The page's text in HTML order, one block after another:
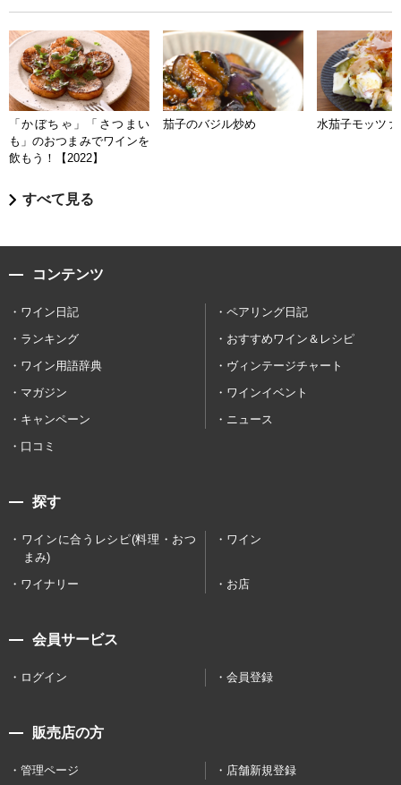
「かぼちゃ」「さつまい
も」のおつまみでワインを
飲もう！【2022】
茄子のバジル炒め 水茄子モッツァ
すべて見る
コンテンツ
ワイン日記
ペアリング日記
ランキング
おすすめワイン＆レシピ
ワイン用語辞典
ヴィンテージチャート
マガジン
ワインイベント
キャンペーン
ニュース
口コミ
探す
ワインに合うレシピ(料理・おつ
まみ)
ワイン
ワイナリー お店
会員サービス
ログイン 会員登録
販売店の方
管理ページ 店舗新規登録